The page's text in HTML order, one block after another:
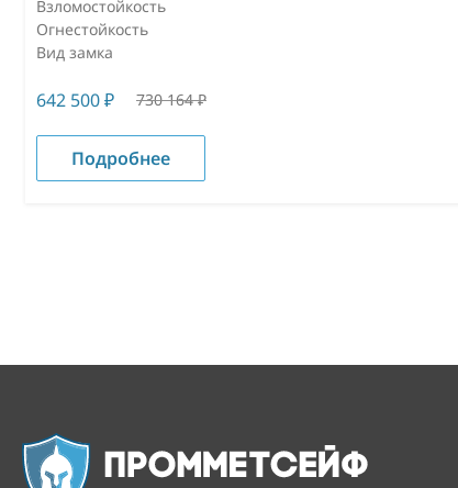
Взломостойкость
Огнестойкость
Вид замка
642 500₽ 730 164₽
Подробнее